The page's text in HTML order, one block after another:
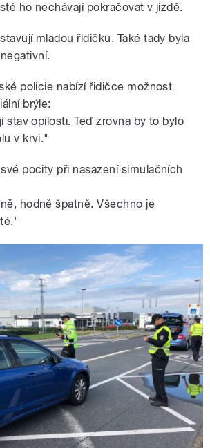
ho nechávají pokračovat v jízdě.
mladou řidičku. Také tady byla
policie nabízí řidičce možnost
brýle:
stav opilosti. Teď zrovna by to bylo
v krvi."
pocity při nasazení simulačních
hodně špatně. Všechno je